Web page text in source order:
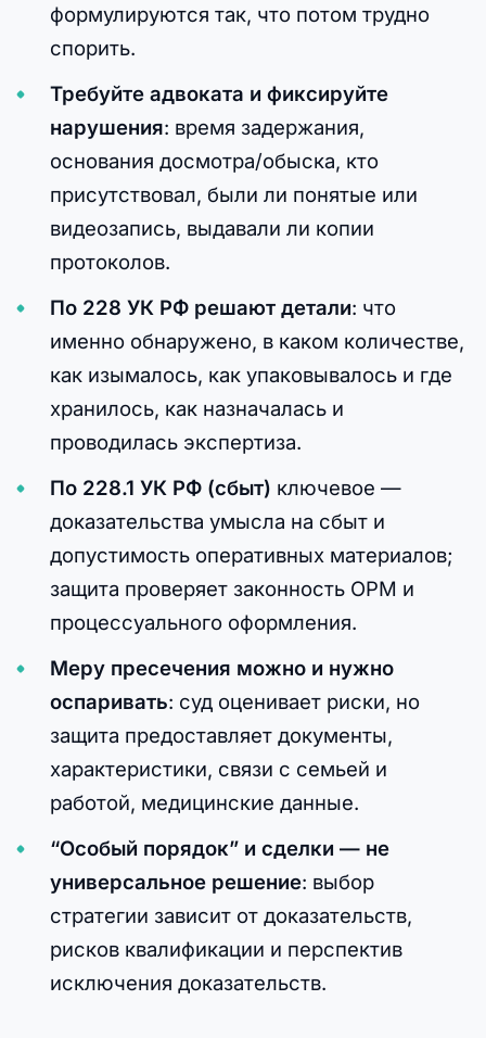
формулируются так, что потом трудно
спорить.
Требуйте адвоката и фиксируйте
нарушения: время задержания,
основания досмотра/обыска, кто
присутствовал, были ли понятые или
видеозапись, выдавали ли копии
протоколов.
По 228 УК РФ решают детали: что
именно обнаружено, в каком количестве,
как изымалось, как упаковывалось и где
хранилось, как назначалась и
проводилась экспертиза.
По 228.1 УК РФ (сбыт) ключевое —
доказательства умысла на сбыт и
допустимость оперативных материалов;
защита проверяет законность ОРМ и
процессуального оформления.
Меру пресечения можно и нужно
оспаривать: суд оценивает риски, но
защита предоставляет документы,
характеристики, связи с семьей и
работой, медицинские данные.
“Особый порядок” и сделки — не
универсальное решение: выбор
стратегии зависит от доказательств,
рисков квалификации и перспектив
исключения доказательств.